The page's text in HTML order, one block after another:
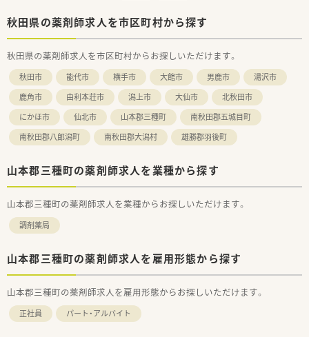
秋田県の薬剤師求人を市区町村から探す
秋田県の薬剤師求人を市区町村からお探しいただけます。
秋田市 能代市 横手市 大館市 男鹿市
湯沢市
鹿角市
由利本荘市 潟上市 大仙市
北秋田市
にかほ市
仙北市 山本郡三種町
南秋田郡五城目町
南秋田郡八郎潟町
南秋田郡大潟村 雄勝郡羽後町
山本郡三種町の薬剤師求人を業種から探す
山本郡三種町の薬剤師求人を業種からお探しいただけます。
調剤薬局
山本郡三種町の薬剤師求人を雇用形態から探す
山本郡三種町の薬剤師求人を雇用形態からお探しいただけます。
正社員 パート・アルバイト